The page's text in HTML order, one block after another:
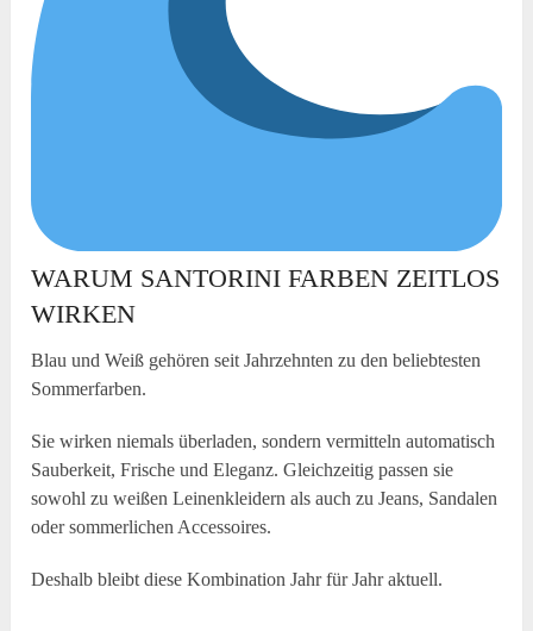
WARUM SANTORINI FARBEN ZEITLOS
WIRKEN
Blau und Weiß gehören seit Jahrzehnten zu den beliebtesten
Sommerfarben.
Sie wirken niemals überladen, sondern vermitteln automatisch
Sauberkeit, Frische und Eleganz. Gleichzeitig passen sie
sowohl zu weißen Leinenkleidern als auch zu Jeans, Sandalen
oder sommerlichen Accessoires.
Deshalb bleibt diese Kombination Jahr für Jahr aktuell.